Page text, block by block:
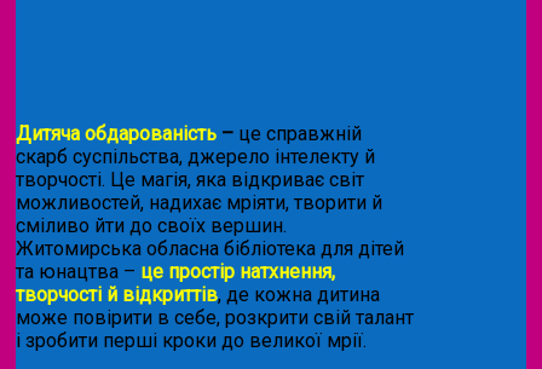
Дитяча обдарованість – це справжній
скарб суспільства, джерело інтелекту й
творчості. Це магія, яка відкриває світ
можливостей, надихає мріяти, творити й
сміливо йти до своїх вершин.
Житомирська обласна бібліотека для дітей
та юнацтва – це простір натхнення,
творчості й відкриттів, де кожна дитина
може повірити в себе, розкрити свій талант
і зробити перші кроки до великої мрії.